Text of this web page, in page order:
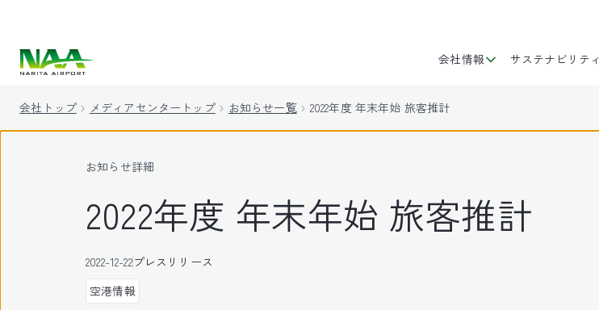
会社情報 サステナビリティ
会社トップ メディアセンタートップ お知らせ一覧 2022年度 年末年始 旅客推計
お知らせ詳細
2022年度 年末年始 旅客推計
2022-12-22プレスリリース
空港情報